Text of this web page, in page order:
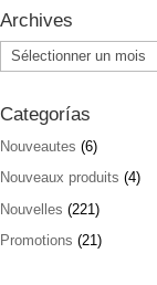
Archives
Archives
Categorías
Nouveautes (6)
Nouveaux produits (4)
Nouvelles (221)
Promotions (21)